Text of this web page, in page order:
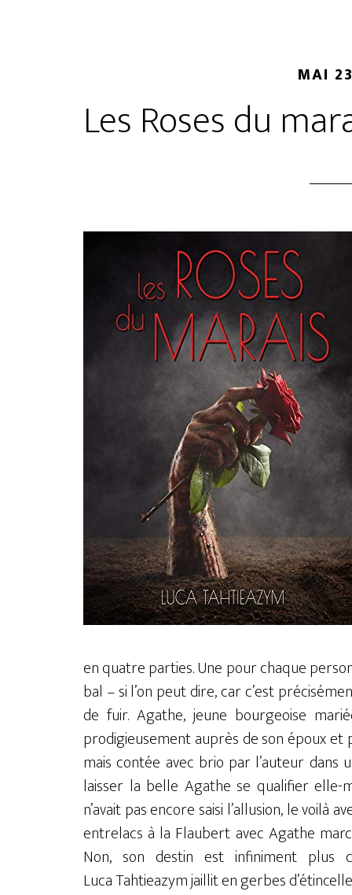
MAI
Les Roses du
en quatre parties. Une pour chaque
bal – si l’on peut dire, car c’est
de fuir. Agathe, jeune bourgeoise
prodigieusement auprès de son époux
mais contée avec brio par l’auteur
laisser la belle Agathe se qualifier
n’avait pas encore saisi l’allusion, le voilà
entrelacs à la Flaubert avec Agathe
Non, son destin est infiniment plus
Luca Tahtieazym jaillit en gerbes